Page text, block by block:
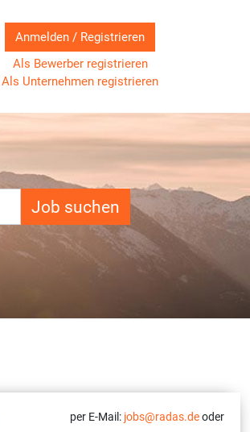
Anmelden / Registrieren
Als Bewerber registrieren
Als Unternehmen registrieren
Job suchen
per E-Mail: jobs@radas.deoder